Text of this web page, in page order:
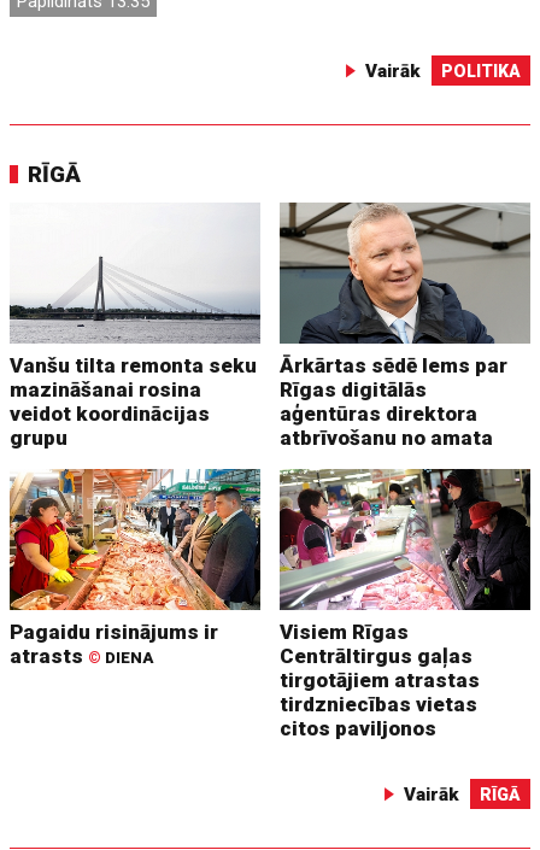
Vairāk POLITIKA
RĪGĀ
Vanšu tilta remonta seku
mazināšanai rosina
veidot koordinācijas
grupu
Ārkārtas sēdē lems par
Rīgas digitālās
aģentūras direktora
atbrīvošanu no amata
Pagaidu risinājums ir
atrasts © DIENA
Visiem Rīgas
Centrāltirgus gaļas
tirgotājiem atrastas
tirdzniecības vietas
citos paviljonos
Vairāk RĪGĀ